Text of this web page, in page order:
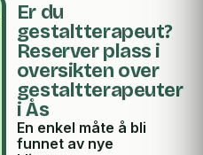
Er du
gestaltterapeut?
Reserver plass i
oversikten over
gestaltterapeuter
i Ås
En enkel måte å bli
funnet av nye